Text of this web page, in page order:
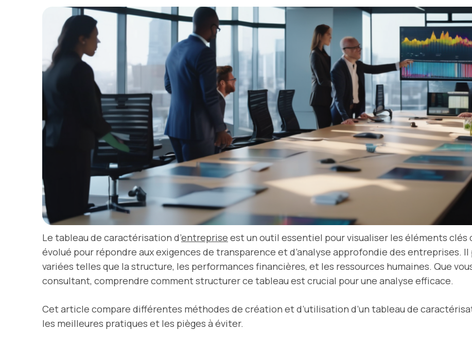
Le tableau de caractérisation d’entreprise est un outil essentiel pour visualiser les éléments clés
évolué pour répondre aux exigences de transparence et d’analyse approfondie des
variées telles que la structure, les performances financières, et les ressources humaines. Que
consultant, comprendre comment structurer ce tableau est crucial pour une analyse efficace.
Cet article compare différentes méthodes de création et d’utilisation d’un tableau de
les meilleures pratiques et les pièges à éviter.